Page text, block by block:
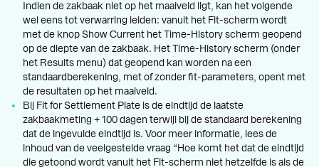
Indien de zakbaak niet op het maaiveld ligt, kan het volgende
wel eens tot verwarring leiden: vanuit het Fit-scherm wordt
met de knop Show Current het Time-History scherm geopend
op de diepte van de zakbaak. Het Time-History scherm (onder
het Results menu) dat geopend kan worden na een
standaardberekening, met of zonder fit-parameters, opent met
de resultaten op het maaiveld.
Bij Fit for Settlement Plate is de eindtijd de laatste
zakbaakmeting + 100 dagen terwijl bij de standaard berekening
dat de ingevulde eindtijd is. Voor meer informatie, lees de
inhoud van de veelgestelde vraag “Hoe komt het dat de eindtijd
die getoond wordt vanuit het Fit-scherm niet hetzelfde is als de